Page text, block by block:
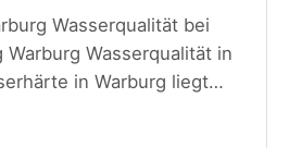
Wasserqualität bei
Warburg Wasserqualität in
in Warburg liegt…